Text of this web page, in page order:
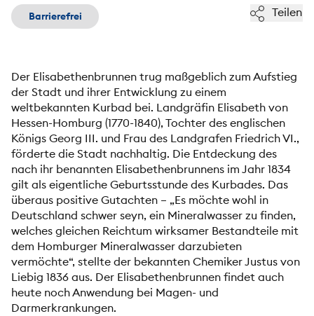
Barrierefrei Teilen
Der Elisabethenbrunnen trug maßgeblich zum Aufstieg
der Stadt und ihrer Entwicklung zu einem
weltbekannten Kurbad bei. Landgräfin Elisabeth von
Hessen-Homburg (1770-1840), Tochter des englischen
Königs Georg III. und Frau des Landgrafen Friedrich VI.,
förderte die Stadt nachhaltig. Die Entdeckung des
nach ihr benannten Elisabethenbrunnens im Jahr 1834
gilt als eigentliche Geburtsstunde des Kurbades. Das
überaus positive Gutachten – „Es möchte wohl in
Deutschland schwer seyn, ein Mineralwasser zu finden,
welches gleichen Reichtum wirksamer Bestandteile mit
dem Homburger Mineralwasser darzubieten
vermöchte“, stellte der bekannten Chemiker Justus von
Liebig 1836 aus. Der Elisabethenbrunnen findet auch
heute noch Anwendung bei Magen- und
Darmerkrankungen.